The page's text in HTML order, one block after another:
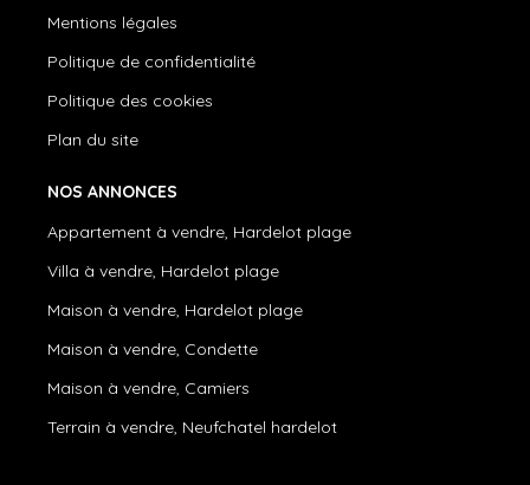
Mentions légales
Politique de confidentialité
Politique des cookies
Plan du site
NOS ANNONCES
Appartement à vendre, Hardelot plage
Villa à vendre, Hardelot plage
Maison à vendre, Hardelot plage
Maison à vendre, Condette
Maison à vendre, Camiers
Terrain à vendre, Neufchatel hardelot